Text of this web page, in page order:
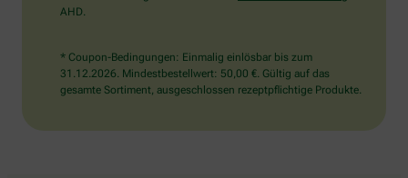
AHD.
* Coupon-Bedingungen: Einmalig einlösbar bis zum
31.12.2026. Mindestbestellwert: 50,00 €. Gültig auf das
gesamte Sortiment, ausgeschlossen rezeptpflichtige Produkte.